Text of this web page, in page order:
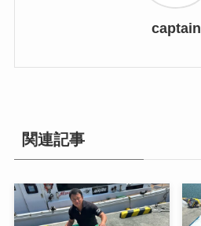
captain
関連記事